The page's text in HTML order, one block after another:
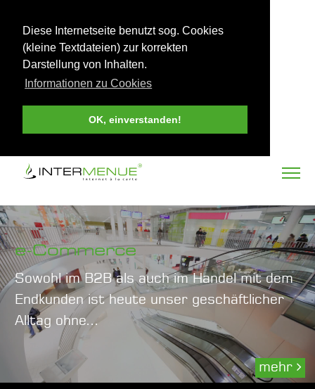
Diese Internetseite benutzt sog. Cookies
(kleine Textdateien) zur korrekten
Darstellung von Inhalten.
Informationen zu Cookies
OK, einverstanden!
e-Commerce
Sowohl im B2B als auch im Handel mit dem
Endkunden ist heute unser geschäftlicher
Alltag ohne...
mehr